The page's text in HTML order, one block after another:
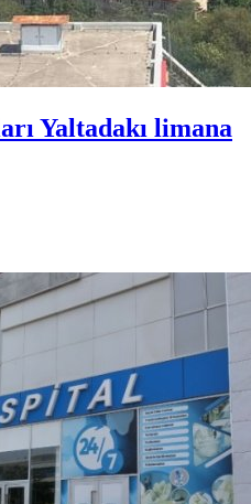
Yaltadakı limana